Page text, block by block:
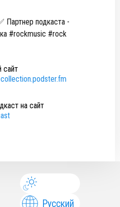
Партнер подкаста -
#rockmusic #rock
сайт
на сайт
Русский